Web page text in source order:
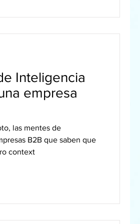
Inteligencia
empresa
las mentes de
B2B que saben que
context